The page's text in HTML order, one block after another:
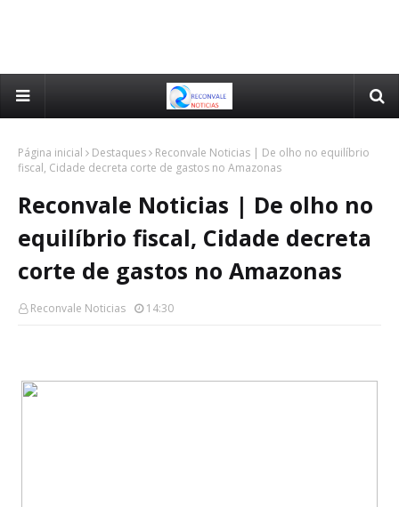
Página inicial Destaques
Reconvale Noticias | De olho no equilíbrio
fiscal, Cidade decreta corte de gastos no Amazonas
Reconvale Noticias | De olho no
equilíbrio fiscal, Cidade decreta
corte de gastos no Amazonas
Reconvale Noticias 14:30